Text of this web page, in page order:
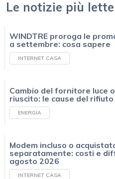
Le notizie più lette
WINDTRE proroga le
a settembre: cosa sapere
INTERNET CASA
Cambio del fornitore luce
riuscito: le cause del rifiuto
ENERGIA
Modem incluso o
separatamente: costi e
agosto 2026
INTERNET CASA